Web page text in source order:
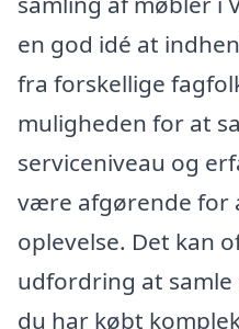
en god idé at
fra forskellige
muligheden for at
serviceniveau og
være afgørende for
oplevelse. Det kan
udfordring at
du har købt